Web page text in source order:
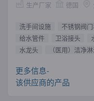
生产厂家 德国
洗手间设施 不锈钢阀
给水管件
卫浴接头
水龙头
（医用）洁净
更多信息-
该供应商的产品